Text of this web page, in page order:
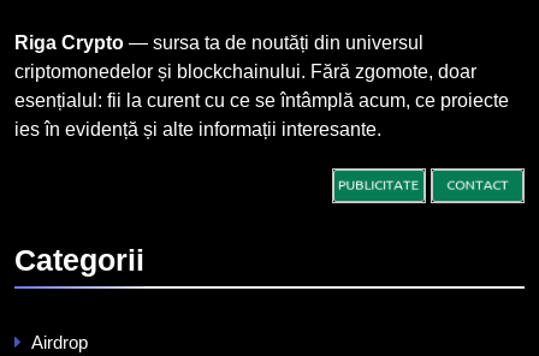
la 1 iulie în România
INFO
3
Pariuri cu plata în crypto:
avantaje și riscuri
4
Top 10 platforme de
Riga Crypto — sursa ta de noutăți din universul
criptomonedelor și blockchainului. Fără zgomote, doar
esențialul: fii la curent cu ce se întâmplă acum, ce proiecte
ies în evidență și alte informații interesante.
Categorii
Airdrop